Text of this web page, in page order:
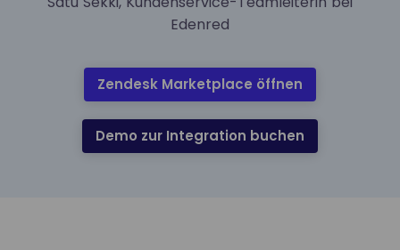
Edenred
Zendesk Marketplace öffnen
Demo zur Integration buchen